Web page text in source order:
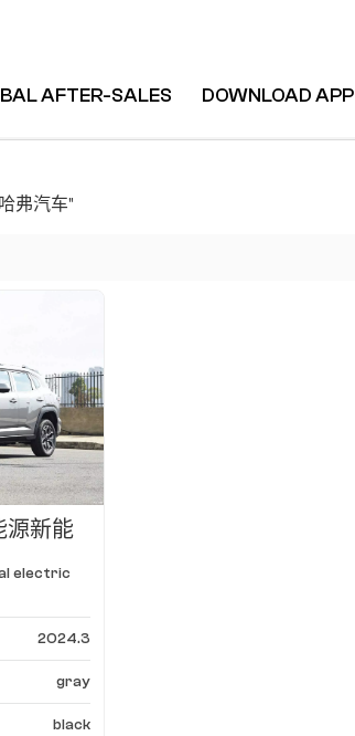
AFTER-SALES DOWNLOAD APP
弗汽车"
源新能
electric
2024.3
gray
black